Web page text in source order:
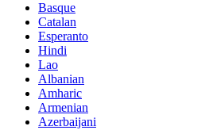
Basque
Catalan
Esperanto
Hindi
Lao
Albanian
Amharic
Armenian
Azerbaijani